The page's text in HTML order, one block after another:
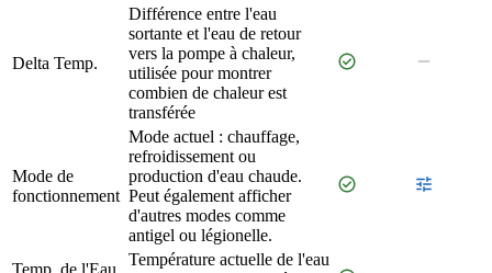
Delta Temp.
Différence entre l'eau
sortante et l'eau de retour
vers la pompe à chaleur,
utilisée pour montrer
combien de chaleur est
transférée
check_circle remove
Mode de
fonctionnement
Mode actuel : chauffage,
refroidissement ou
production d'eau chaude.
Peut également afficher
d'autres modes comme
antigel ou légionelle.
check_circle tune
Temp. de l'Eau
Température actuelle de l'eau